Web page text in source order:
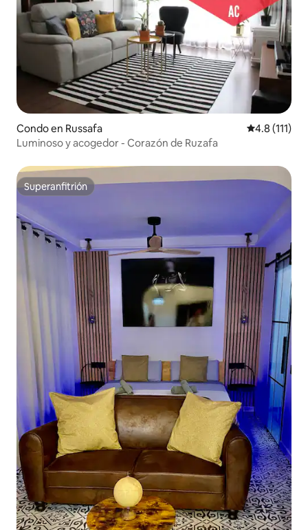
Condo en Russafa Calificación
4.8 (111)
Luminoso y acogedor - Corazón de Ruzafa
Superanfitrión
Superanfitrión